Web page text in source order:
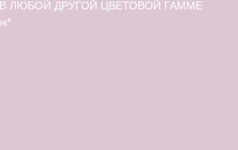
ЛЮБОЙ ДРУГОЙ ЦВЕТОВОЙ ГАММЕ